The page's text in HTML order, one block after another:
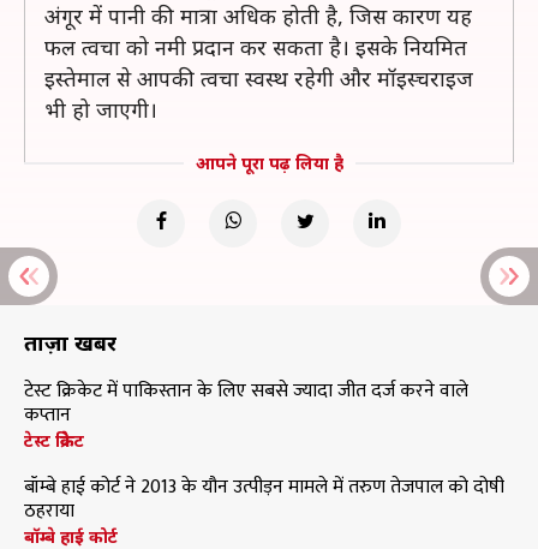
अंगूर में पानी की मात्रा अधिक होती है, जिस कारण यह
फल त्वचा को नमी प्रदान कर सकता है। इसके नियमित
इस्तेमाल से आपकी त्वचा स्वस्थ रहेगी और मॉइस्चराइज
भी हो जाएगी।
आपने पूरा पढ़ लिया है
ताज़ा खबरें
टेस्ट क्रिकेट में पाकिस्तान के लिए सबसे ज्यादा जीत दर्ज करने वाले
कप्तान
टेस्ट क्रिकेट
बॉम्बे हाई कोर्ट ने 2013 के यौन उत्पीड़न मामले में तरुण तेजपाल को दोषी
ठहराया
बॉम्बे हाई कोर्ट